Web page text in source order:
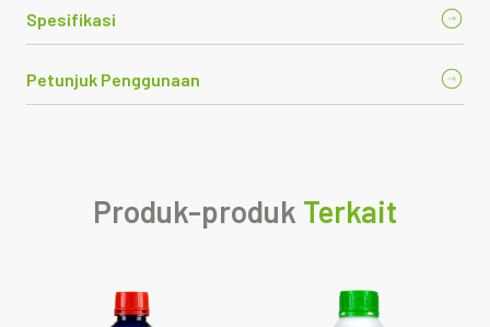
Spesifikasi
Petunjuk Penggunaan
Produk-produk Terkait